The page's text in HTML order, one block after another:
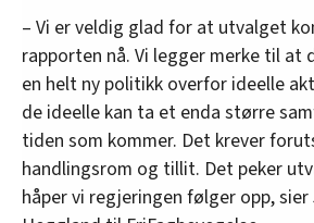
– Vi er veldig glad for at utvalget
rapporten nå. Vi legger merke til at
en helt ny politikk overfor ideelle
de ideelle kan ta et enda større
tiden som kommer. Det krever
handlingsrom og tillit. Det peker
håper vi regjeringen følger opp, sier